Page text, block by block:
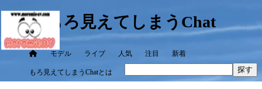
もろ見えてしまうChat
モデル ライブ 人気 注目 新着
もろ見えてしまうChatとは 探す